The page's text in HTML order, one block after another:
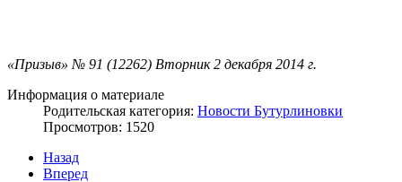
«Призыв» № 91 (12262) Вторник 2 декабря 2014 г.
Информация о материале
Родительская категория: Новости Бутурлиновки
Просмотров: 1520
Назад
Вперед